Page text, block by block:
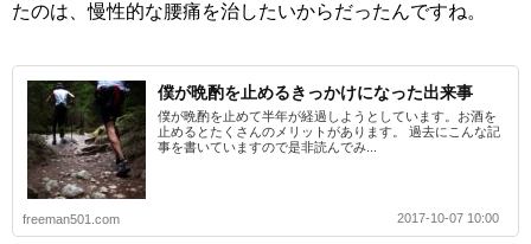
たのは、慢性的な腰痛を治したいからだったんですね。
僕が晩酌を止めるきっかけになった出来事
僕が晩酌を止めて半年が経過しようとしています。お酒を
止めるとたくさんのメリットがあります。 過去にこんな記
事を書いていますので是非読んでみ...
freeman501.com 2017-10-07 10:00